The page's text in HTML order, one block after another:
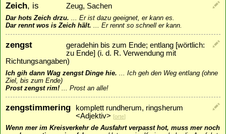
Zeich, is Zeug, Sachen
Dar hots Zeich drzu. ... Er ist dazu geeignet, er kann es.
Dar rennt wos is Zeich hält. ... Er rennt so schnell er kann.
zengst
geradehin bis zum Ende; entlang [wörtlich:
zu Ende] (i. d. R. Verwendung mit
Richtungsangaben)
Ich gih dann Wag zengst Dinge hie. ... Ich geh den Weg entlang (ohne
Ziel, bis zum Ende)
Prost zengst rim! ... Prost an alle!
zengstimmering
komplett rundherum, ringsherum
<Adjektiv> [orte]
Wenn mer im Kreisverkehr de Ausfahrt verpasst hot, muss mer noch